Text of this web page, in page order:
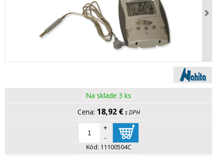
Na sklade 3 ks
18,92 € s DPH
+
-
Kód: 11100504C